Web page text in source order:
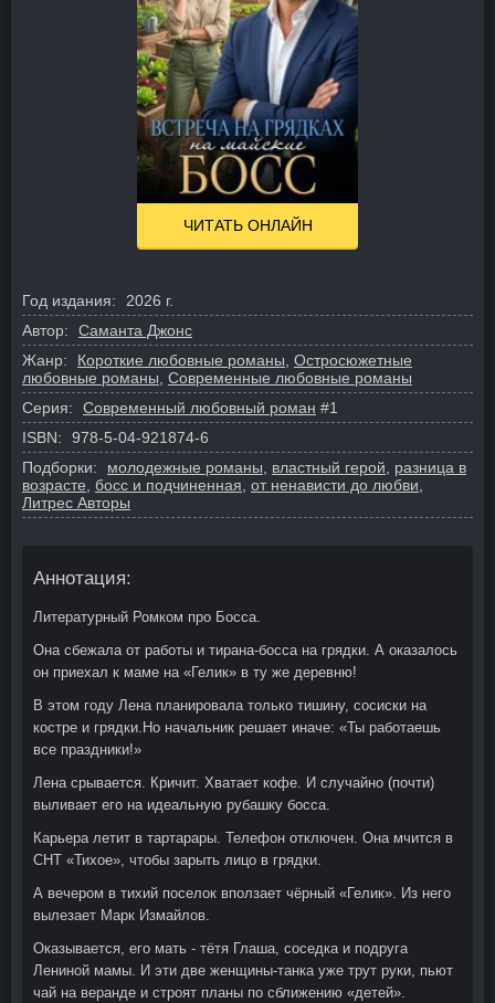
ЧИТАТЬ ОНЛАЙН
Год издания:
2026 г.
Автор:
Саманта Джонс
Жанр:
Короткие любовные романы Остросюжетные
любовные романы Современные любовные романы
Серия:
Современный любовный роман #1
ISBN:
978-5-04-921874-6
Подборки:
молодежные романы властный герой
разница в
возрасте босс и подчиненная от ненависти до любви
Литрес Авторы
Аннотация:
Литературный Ромком про Босса.
Она сбежала от работы и тирана-босса на грядки. А оказалось
он приехал к маме на «Гелик» в ту же деревню!
В этом году Лена планировала только тишину, сосиски на
костре и грядки.Но начальник решает иначе: «Ты работаешь
все праздники!»
Лена срывается. Кричит. Хватает кофе. И случайно (почти)
выливает его на идеальную рубашку босса.
Карьера летит в тартарары. Телефон отключен. Она мчится в
СНТ «Тихое», чтобы зарыть лицо в грядки.
А вечером в тихий поселок вползает чёрный «Гелик». Из него
вылезает Марк Измайлов.
Оказывается, его мать - тётя Глаша, соседка и подруга
Лениной мамы. И эти две женщины-танка уже трут руки, пьют
чай на веранде и строят планы по сближению «детей».